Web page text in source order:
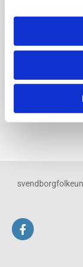
Foredraget er
Sydfyn i